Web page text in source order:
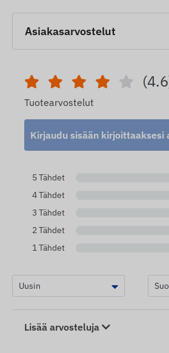
Asiakasarvostelut
Tuotearvostelut
Kirjaudu sisään kirjoittaaksesi
5 Tähdet
4 Tähdet
3 Tähdet
2 Tähdet
1 Tähdet
Lisää arvosteluja